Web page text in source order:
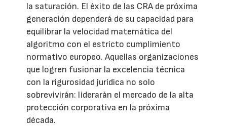
la saturación. El éxito de las CRA de próxima
generación dependerá de su capacidad para
equilibrar la velocidad matemática del
algoritmo con el estricto cumplimiento
normativo europeo. Aquellas organizaciones
que logren fusionar la excelencia técnica
con la rigurosidad jurídica no solo
sobrevivirán: liderarán el mercado de la alta
protección corporativa en la próxima
década.